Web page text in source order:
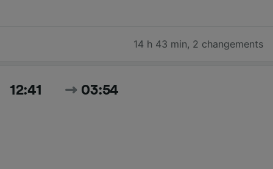
14 h 43 min, 2 changements
12:41 03:54